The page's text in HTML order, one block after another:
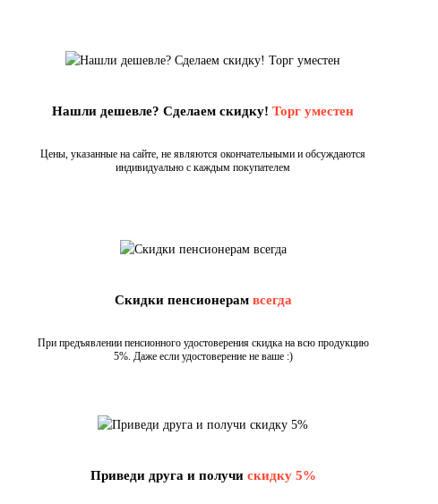
Нашли дешевле? Сделаем скидку!Торг уместен
Цены, указанные на сайте, не являются окончательными и обсуждаются
индивидуально с каждым покупателем
Скидки пенсионерам всегда
При предъявлении пенсионного удостоверения скидка на всю продукцию
5%. Даже если удостоверение не ваше :)
Приведи друга и получи скидку 5%